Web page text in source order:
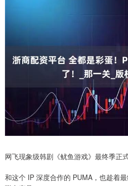
网飞现象级韩剧《鱿鱼游戏》最终季正
和这个 IP 深度合作的 PUMA，也趁着